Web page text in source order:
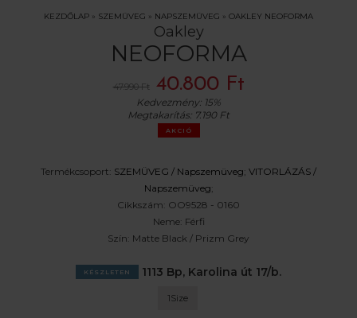
KEZDŐLAP » SZEMÜVEG » NAPSZEMÜVEG » OAKLEY NEOFORMA
Oakley
NEOFORMA
47.990 Ft 40.800 Ft
Kedvezmény: 15%
Megtakarítás: 7.190 Ft
AKCIÓ
Termékcsoport: SZEMÜVEG / Napszemüveg; VITORLÁZÁS /
Napszemüveg;
Cikkszám: OO9528 - 0160
Neme: Férfi
Szín: Matte Black / Prizm Grey
KÉSZLETEN 1113 Bp, Karolina út 17/b.
1Size